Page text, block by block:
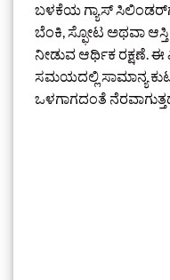
ಬಳಕೆಯ ಗ್ಯಾಸ್
ಬೆಂಕಿ, ಸ್ಫೋಟ ಅಥವಾ
ನೀಡುವ ಆರ್ಥಿಕ ರಕ್ಷಣೆ.
ಸಮಯದಲ್ಲಿ ಸಾಮಾನ್ಯ
ಒಳಗಾಗದಂತೆ